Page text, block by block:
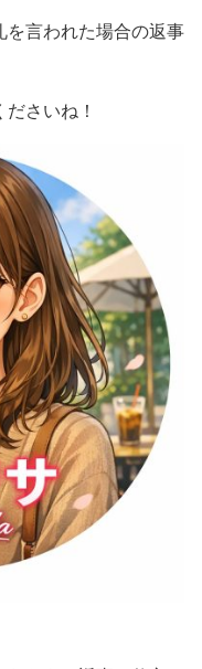
言われた場合の返事
さいね！